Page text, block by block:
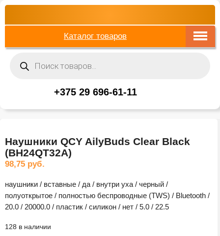
Каталог товаров
товаров
+375 29 696-61-11
Наушники QCY AilyBuds Clear Black
(BH24QT32A)
98,75 руб.
наушники / вставные / да / внутри уха / черный /
полуоткрытое / полностью беспроводные (TWS) / Bluetooth /
20.0 / 20000.0 / пластик / силикон / нет / 5.0 / 22.5
128 в наличии